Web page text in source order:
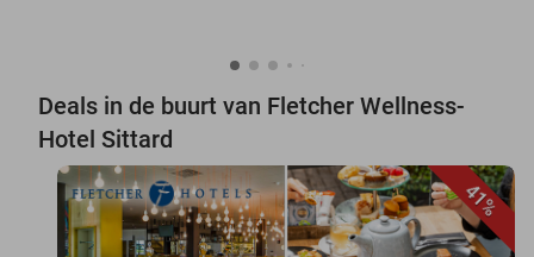
Deals in de buurt van Fletcher Wellness-
Hotel Sittard
41%